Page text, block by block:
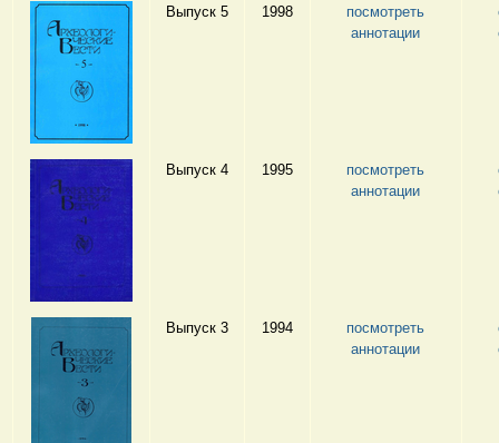
Выпуск 5 1998
посмотреть
аннотации
Выпуск 4 1995
посмотреть
аннотации
Выпуск 3 1994
посмотреть
аннотации